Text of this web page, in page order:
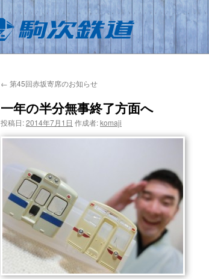
← 第45回赤坂寄席のお知らせ
一年の半分無事終了方面へ
投稿日:2014年7月1日 作成者:komaji